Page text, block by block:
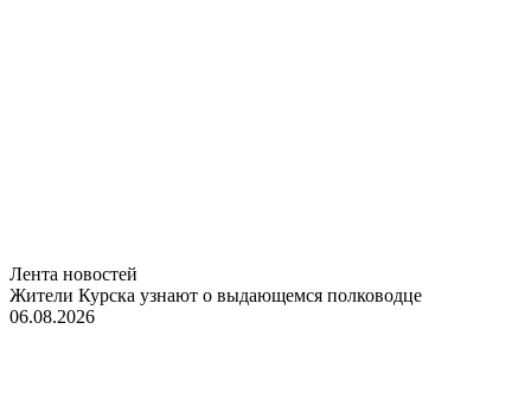
Лента новостей
Жители Курска узнают о выдающемся полководце
06.08.2026